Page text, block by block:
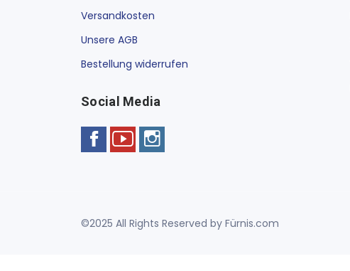
Versandkosten
Unsere AGB
Bestellung widerrufen
Social Media
©2025 All Rights Reserved by Fürnis.com